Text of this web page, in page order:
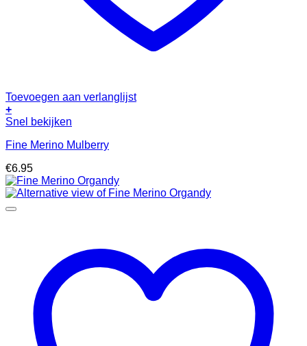
Toevoegen aan verlanglijst
+
Snel bekijken
Fine Merino Mulberry
€6.95